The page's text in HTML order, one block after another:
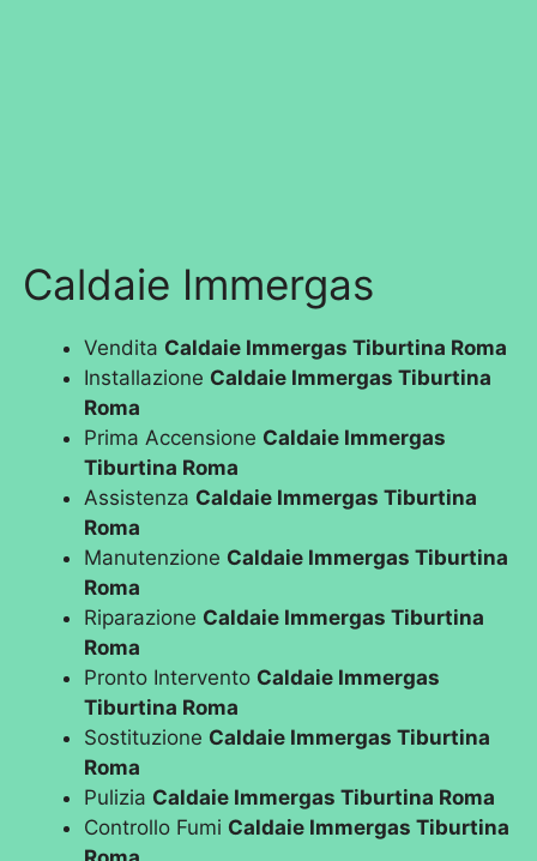
Caldaie Immergas
Vendita Caldaie Immergas Tiburtina Roma
Installazione Caldaie Immergas Tiburtina
Roma
Prima Accensione Caldaie Immergas
Tiburtina Roma
Assistenza Caldaie Immergas Tiburtina
Roma
Manutenzione Caldaie Immergas Tiburtina
Roma
Riparazione Caldaie Immergas Tiburtina
Roma
Pronto Intervento Caldaie Immergas
Tiburtina Roma
Sostituzione Caldaie Immergas Tiburtina
Roma
Pulizia Caldaie Immergas Tiburtina Roma
Controllo Fumi Caldaie Immergas Tiburtina